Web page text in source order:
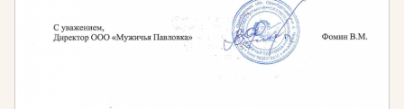
юриспруденции
Иными нормативно-правовыми актами в